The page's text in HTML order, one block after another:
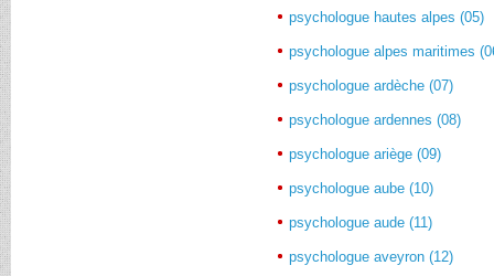
psychologue hautes alpes (05)
psychologue alpes maritimes
psychologue ardèche (07)
psychologue ardennes (08)
psychologue ariège (09)
psychologue aube (10)
psychologue aude (11)
psychologue aveyron (12)